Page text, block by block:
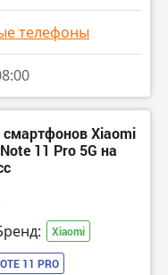
S5KHM2) +
(Sony IMX355) +
зарядка
Note 11 Pro или
Xiaomi на
телефоны
Xiaomi
11 Pro 5G на
Xiaomi
11 PRO